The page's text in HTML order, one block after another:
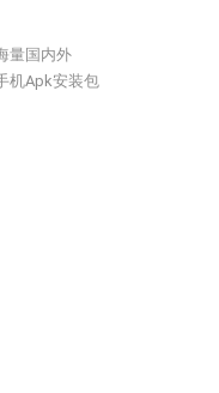
量国内外
机Apk安装包